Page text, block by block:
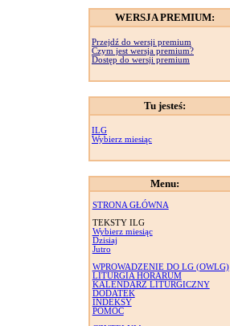
WERSJA PREMIUM:
Przejdź do wersji premium
Czym jest wersja premium?
Dostęp do wersji premium
Tu jesteś:
ILG
Wybierz miesiąc
Menu:
STRONA GŁÓWNA
TEKSTY ILG
Wybierz miesiąc
Dzisiaj
Jutro
WPROWADZENIE DO LG (OWLG)
LITURGIA HORARUM
KALENDARZ LITURGICZNY
DODATEK
INDEKSY
POMOC